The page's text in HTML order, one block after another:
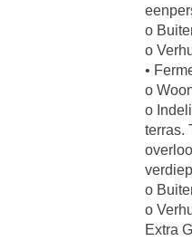
o
o
•
o
o
terras.
o
o
Extra